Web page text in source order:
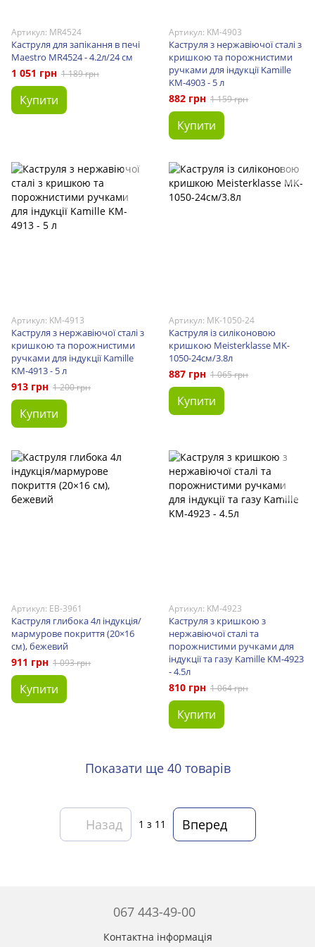
Артикул: MR4524
Каструля для запікання в печі
Maestro MR4524 - 4.2л/24 см
1 051 грн 1 189 грн
Купити
Артикул: KM-4903
Каструля з нержавіючої сталі з
кришкою та порожнистими
ручками для індукції Kamille
KM-4903 - 5 л
882 грн 1 159 грн
Купити
Артикул: KM-4913
Каструля з нержавіючої сталі з
кришкою та порожнистими
ручками для індукції Kamille
KM-4913 - 5 л
913 грн 1 200 грн
Купити
Артикул: MK-1050-24
Каструля із силіконовою
кришкою Meisterklasse MK-
1050-24см/3.8л
887 грн 1 065 грн
Купити
Артикул: EB-3961
Каструля глибока 4л індукція/
мармурове покриття (20×16
см), бежевий
911 грн 1 093 грн
Купити
Артикул: KM-4923
Каструля з кришкою з
нержавіючої сталі та
порожнистими ручками для
індукції та газу Kamille KM-4923
- 4.5л
810 грн 1 064 грн
Купити
Показати ще 40 товарів
Назад 1 з 11 Вперед
067 443-49-00
Контактна інформація